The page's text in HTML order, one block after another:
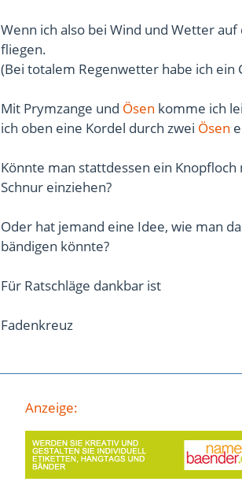
Wenn ich also bei Wind und Wetter
fliegen.
(Bei totalem Regenwetter habe ich ein
Mit Prymzange und Ösen komme ich
ich oben eine Kordel durch zwei Ösen
Könnte man stattdessen ein
Schnur einziehen?
Oder hat jemand eine Idee, wie man
bändigen könnte?
Für Ratschläge dankbar ist
Fadenkreuz
Anzeige: